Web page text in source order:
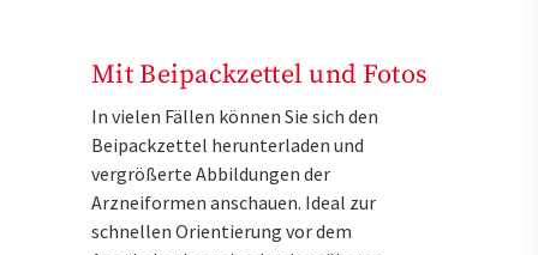
Mit Beipackzettel und Fotos
In vielen Fällen können Sie sich den
Beipackzettel herunterladen und
vergrößerte Abbildungen der
Arzneiformen anschauen. Ideal zur
schnellen Orientierung vor dem